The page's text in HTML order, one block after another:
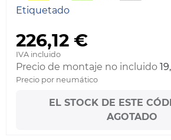
Etiquetado
226,12 €
IVA incluido
Precio de montaje no incluido
Precio por neumático
EL STOCK DE ESTE
AGOTADO